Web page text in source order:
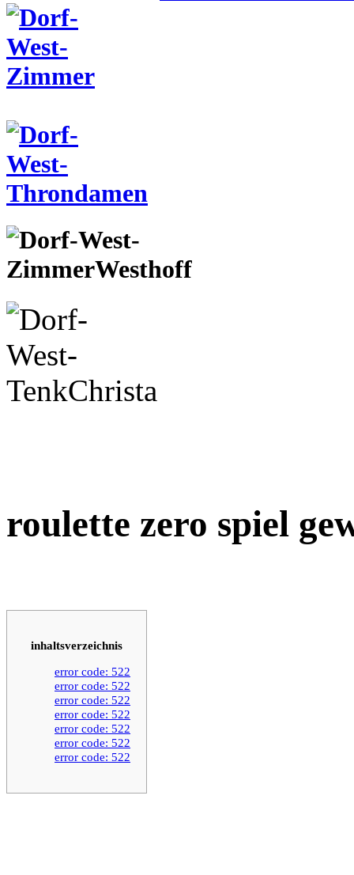
roulette zero spiel
inhaltsverzeichnis
error code: 522
error code: 522
error code: 522
error code: 522
error code: 522
error code: 522
error code: 522